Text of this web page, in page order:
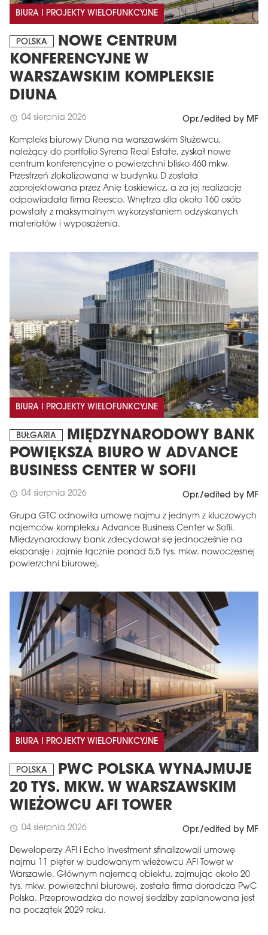
BIURA I PROJEKTY WIELOFUNKCYJNE
POLSKA
NOWE CENTRUM
KONFERENCYJNE W
WARSZAWSKIM KOMPLEKSIE
DIUNA
schedule 04 sierpnia 2026 Opr./edited by MF
Kompleks biurowy Diuna na warszawskim Służewcu,
należący do portfolio Syrena Real Estate, zyskał nowe
centrum konferencyjne o powierzchni blisko 460 mkw.
Przestrzeń zlokalizowana w budynku D została
zaprojektowana przez Anię Łoskiewicz, a za jej realizację
odpowiadała firma Reesco. Wnętrza dla około 160 osób
powstały z maksymalnym wykorzystaniem odzyskanych
materiałów i wyposażenia.
BIURA I PROJEKTY WIELOFUNKCYJNE
BUŁGARIA
MIĘDZYNARODOWY BANK
POWIĘKSZA BIURO W ADVANCE
BUSINESS CENTER W SOFII
schedule 04 sierpnia 2026 Opr./edited by MF
Grupa GTC odnowiła umowę najmu z jednym z kluczowych
najemców kompleksu Advance Business Center w Sofii.
Międzynarodowy bank zdecydował się jednocześnie na
ekspansję i zajmie łącznie ponad 5,5 tys. mkw. nowoczesnej
powierzchni biurowej.
BIURA I PROJEKTY WIELOFUNKCYJNE
POLSKA
PWC POLSKA WYNAJMUJE
20 TYS. MKW. W WARSZAWSKIM
WIEŻOWCU AFI TOWER
schedule 04 sierpnia 2026 Opr./edited by MF
Deweloperzy AFI i Echo Investment sfinalizowali umowę
najmu 11 pięter w budowanym wieżowcu AFI Tower w
Warszawie. Głównym najemcą obiektu, zajmując około 20
tys. mkw. powierzchni biurowej, została firma doradcza PwC
Polska. Przeprowadzka do nowej siedziby zaplanowana jest
na początek 2029 roku.